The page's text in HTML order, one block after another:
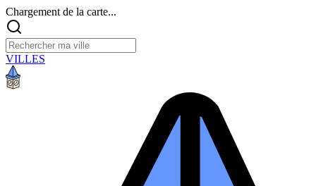
Chargement de la carte...
VILLES